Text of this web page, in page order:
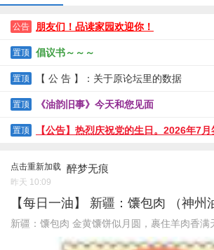
公告 朋友们！品读家园欢迎你！
置顶 倡议书～～～
置顶 【 公 告 】：关于原论坛里的数据
置顶 《油韵旧事》今天和您见面
置顶 【公告】热烈庆祝党的生日。2026年7
点击重新加载 醉梦无痕
昨天 10:09
【每日一油】 新疆：馕包肉 （神州
新疆：馕包肉 金黄馕饼似月圆，裹住羊肉香满